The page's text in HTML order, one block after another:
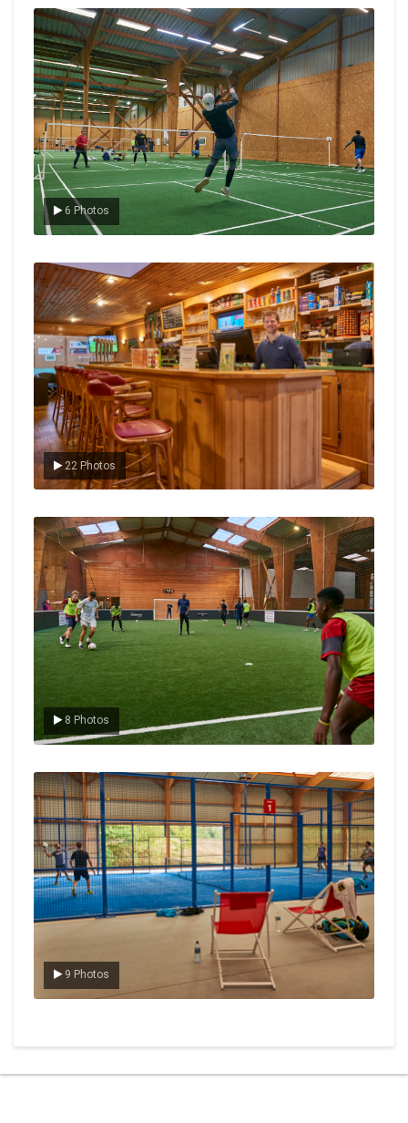
6 Photos
Le badminton
22 Photos
Le Club
8 Photos
Le foot en salle
9 Photos
Le padel